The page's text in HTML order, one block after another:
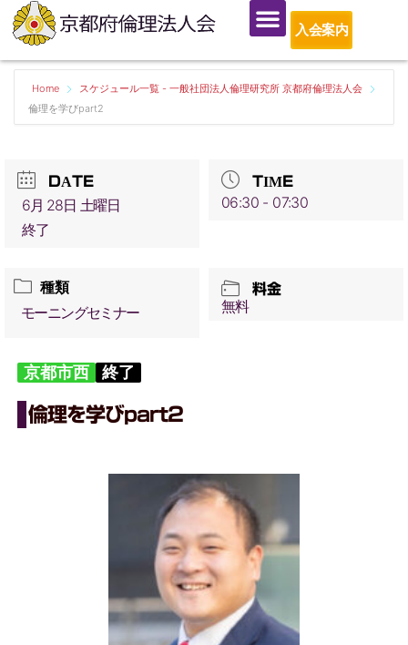
入会案内
Home
スケジュール一覧 - 一般社団法人倫理研究所 京都府倫理法人会
倫理を学びpart2
DATE
6月 28日 土曜日
終了
TIME
06:30 - 07:30
種類
モーニングセミナー
料金
無料
京都市西 終了
倫理を学びpart2